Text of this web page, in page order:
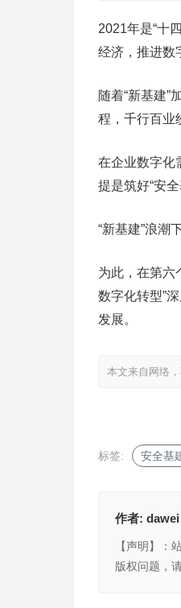
2021年是“十
经济，推进数
随着“新基建
程，千行百业
在企业数字化
提是筑好“安全
“新基建”浪潮
为此，在第六
数字化转型”
发展。
本文来自网络
标签: 安全基
作者: dawei
【声明】：
版权问题，